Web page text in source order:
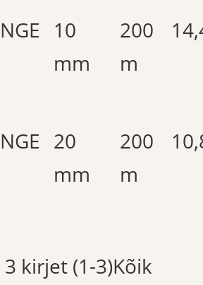
10
mm
200
m
20
mm
200
m
kirjet (1-3)Kõik